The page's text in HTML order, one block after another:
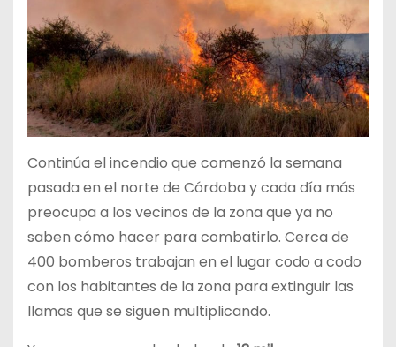
Continúa el incendio que comenzó la semana
pasada en el norte de Córdoba y cada día más
preocupa a los vecinos de la zona que ya no
saben cómo hacer para combatirlo. Cerca de
400 bomberos trabajan en el lugar codo a codo
con los habitantes de la zona para extinguir las
llamas que se siguen multiplicando.